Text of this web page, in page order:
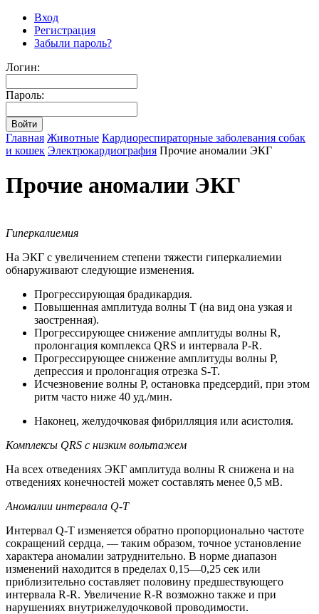
Вход
Регистрация
Забыли пароль?
Логин:
Пароль:
Главная Животные Кардиореспираторные заболевания собак
и кошек Электрокардиография Прочие аномалии ЭКГ
Прочие аномалии ЭКГ
Гиперкалиемия
На ЭКГ с увеличением степени тяжести гиперкалиемии
обнаруживают следующие изменения.
Прогрессирующая брадикардия.
Повышенная амплитуда волны Т (на вид она узкая и
заостренная).
Прогрессирующее снижение амплитуды волны R,
пролонгация комплекса QRS и интервала P-R.
Прогрессирующее снижение амплитуды волны Р,
депрессия и пролонгация отрезка S-T.
Исчезновение волны Р, остановка предсердий, при этом
ритм часто ниже 40 уд./мин.
Наконец, желудочковая фибрилляция или асистолия.
Комплексы QRS с низким вольтажем
На всех отведениях ЭКГ амплитуда волны R снижена и на
отведениях конечностей может составлять менее 0,5 мВ.
Аномалии интервала Q-T
Интервал Q-T изменяется обратно пропорционально частоте
сокращений сердца, — таким образом, точное установление
характера аномалии затруднительно. В норме диапазон
изменений находится в пределах 0,15—0,25 сек или
приблизительно составляет половину предшествующего
интервала R-R. Увеличение R-R возможно также и при
нарушениях внутрижелудочковой проводимости.